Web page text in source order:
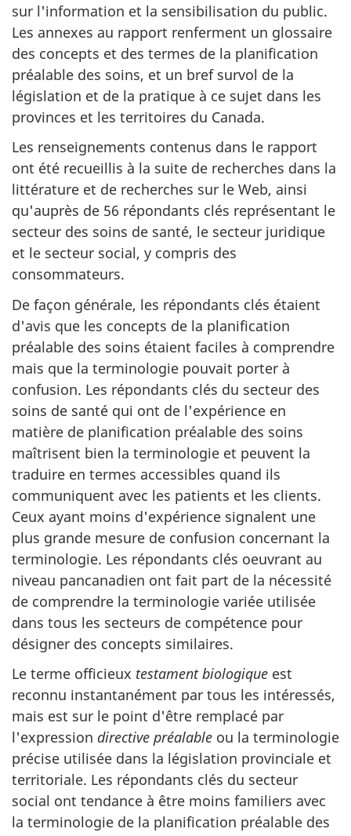
sur l'information et la sensibilisation du public.
Les annexes au rapport renferment un glossaire
des concepts et des termes de la planification
préalable des soins, et un bref survol de la
législation et de la pratique à ce sujet dans les
provinces et les territoires du Canada.
Les renseignements contenus dans le rapport
ont été recueillis à la suite de recherches dans la
littérature et de recherches sur le Web, ainsi
qu'auprès de 56 répondants clés représentant le
secteur des soins de santé, le secteur juridique
et le secteur social, y compris des
consommateurs.
De façon générale, les répondants clés étaient
d'avis que les concepts de la planification
préalable des soins étaient faciles à comprendre
mais que la terminologie pouvait porter à
confusion. Les répondants clés du secteur des
soins de santé qui ont de l'expérience en
matière de planification préalable des soins
maîtrisent bien la terminologie et peuvent la
traduire en termes accessibles quand ils
communiquent avec les patients et les clients.
Ceux ayant moins d'expérience signalent une
plus grande mesure de confusion concernant la
terminologie. Les répondants clés oeuvrant au
niveau pancanadien ont fait part de la nécessité
de comprendre la terminologie variée utilisée
dans tous les secteurs de compétence pour
désigner des concepts similaires.
Le terme officieux testament biologique est
reconnu instantanément par tous les intéressés,
mais est sur le point d'être remplacé par
l'expression directive préalable ou la terminologie
précise utilisée dans la législation provinciale et
territoriale. Les répondants clés du secteur
social ont tendance à être moins familiers avec
la terminologie de la planification préalable des